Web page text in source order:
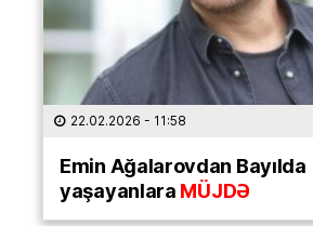
22.02.2026 - 11:58
Emin Ağalarovdan Bayılda
yaşayanlaraMÜJDƏ